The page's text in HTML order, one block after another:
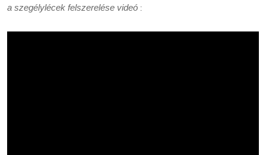
a szegélylécek felszerelése videó :